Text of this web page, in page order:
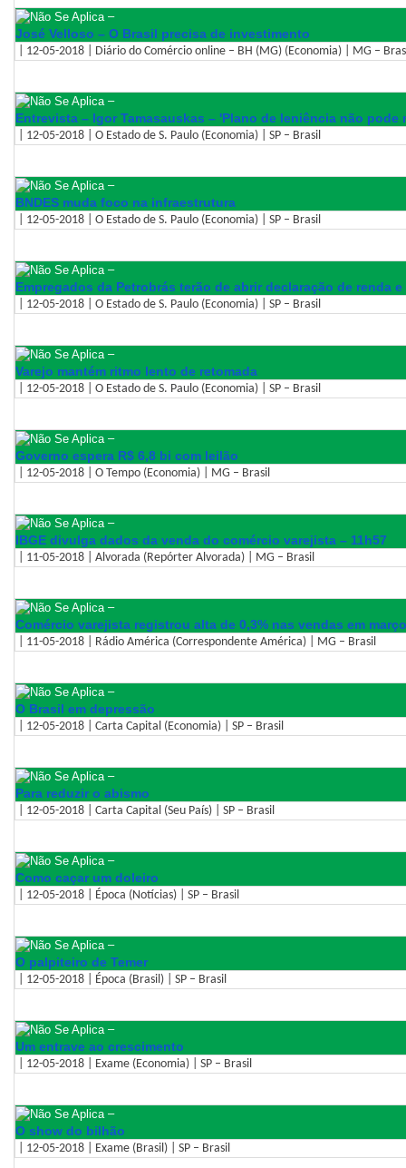
–
José Velloso – O Brasil precisa de investimento
| 12-05-2018 | Diário do Comércio online – BH (MG) (Economia) | MG –
–
Entrevista – Igor Tamasauskas – 'Plano de leniência não pode
| 12-05-2018 | O Estado de S. Paulo (Economia) | SP – Brasil
–
BNDES muda foco na infraestrutura
| 12-05-2018 | O Estado de S. Paulo (Economia) | SP – Brasil
–
Empregados da Petrobrás terão de abrir declaração de renda
| 12-05-2018 | O Estado de S. Paulo (Economia) | SP – Brasil
–
Varejo mantém ritmo lento de retomada
| 12-05-2018 | O Estado de S. Paulo (Economia) | SP – Brasil
–
Governo espera R$ 6,8 bi com leilão
| 12-05-2018 | O Tempo (Economia) | MG – Brasil
–
IBGE divulga dados da venda do comércio varejista – 11h57
| 11-05-2018 | Alvorada (Repórter Alvorada) | MG – Brasil
–
Comércio varejista registrou alta de 0,3% nas vendas em
| 11-05-2018 | Rádio América (Correspondente América) | MG – Brasil
–
O Brasil em depressão
| 12-05-2018 | Carta Capital (Economia) | SP – Brasil
–
Para reduzir o abismo
| 12-05-2018 | Carta Capital (Seu País) | SP – Brasil
–
Como caçar um doleiro
| 12-05-2018 | Época (Notícias) | SP – Brasil
–
O palpiteiro de Temer
| 12-05-2018 | Época (Brasil) | SP – Brasil
–
Um entrave ao crescimento
| 12-05-2018 | Exame (Economia) | SP – Brasil
–
O show do bilhão
| 12-05-2018 | Exame (Brasil) | SP – Brasil